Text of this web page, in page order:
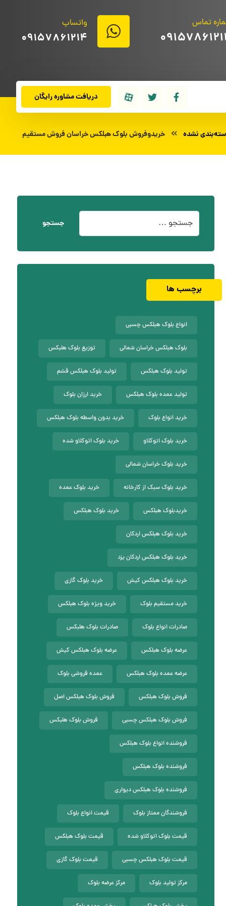
واتساپ
09157861214
تماس
دریافت مشاوره رایگان
نشده خریدوفروش بلوک هبلکس خراسان فروش مستقیم
جستجو
برچسب ها
انواع بلوک هبلکس چسبی
بلوک هبلکس خراسان شمالی توزیع بلوک هلبکس
تولید بلوک هبلکس تولید بلوک هبلکس قشم
تولید عمده بلوک هبلکس خرید ارزان بلوک
خرید انواع بلوک خرید بدون واسطه بلوک هبلکس
خرید بلوک اتوکلاو خرید بلوک اتوکلاو شده
خرید بلوک خراسان شمالی
خرید بلوک سبک از کارخانه خرید بلوک عمده
خریدبلوک هبلکس خرید بلوک هبلکس
خرید بلوک هبلکس اردکان
خرید بلوک هبلکس اردکان یزد
خرید بلوک هبلکس کیش خرید بلوک گازی
خرید مستقیم بلوک خرید ویژه بلوک هبلکس
صادرات انواع بلوک صادرات بلوک هلبکس
عرضه بلوک هبلکس عرضه بلوک هبلکس کیش
عرضه عمده بلوک هبلکس عمده فروشی بلوک
فروش بلوک هبلکس فروش بلوک هبلکس اصل
فروش بلوک هبلکس چسبی فروش بلوک هلبکس
فروشنده انواع بلوک هبلکس
فروشنده بلوک هبلکس
فروشنده بلوک هبلکس دیواری
فروشندگان ممتاز بلوک قیمت انواع بلوک
قیمت بلوک اتوکلاو شده قیمت بلوک هبلکس
قیمت بلوک هبلکس چسبی قیمت بلوک گازی
مرکز تولید بلوک مرکز عرضه بلوک